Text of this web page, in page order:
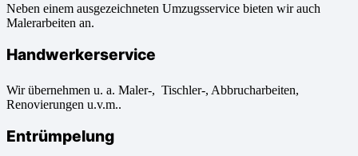
Neben einem ausgezeichneten Umzugsservice bieten wir auch
Malerarbeiten an.
Handwerkerservice
Wir übernehmen u. a. Maler-, Tischler-, Abbrucharbeiten,
Renovierungen u.v.m..
Entrümpelung